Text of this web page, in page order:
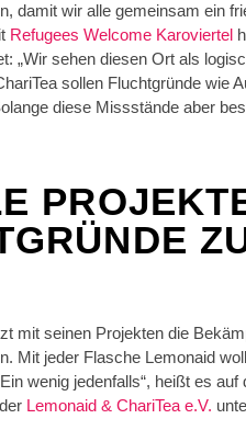
damit wir alle gemeinsam ein
Refugees Welcome Karoviertel
„Wir sehen diesen Ort als
sollen Fluchtgründe wie
diese Missstände aber
mit seinen Projekten die
Mit jeder Flasche Lemonaid
wenig jedenfalls“, heißt es auf
Lemonaid & ChariTea e.V.